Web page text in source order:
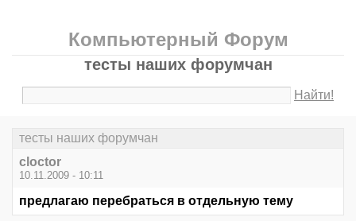
Компьютерный Форум
тесты наших форумчан
Найти!
тесты наших форумчан
cloctor
10.11.2009 - 10:11
предлагаю перебраться в отдельную тему